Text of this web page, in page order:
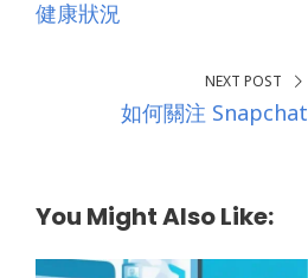
健康狀況
NEXT POST
如何關注 Snapchat
You Might Also Like: